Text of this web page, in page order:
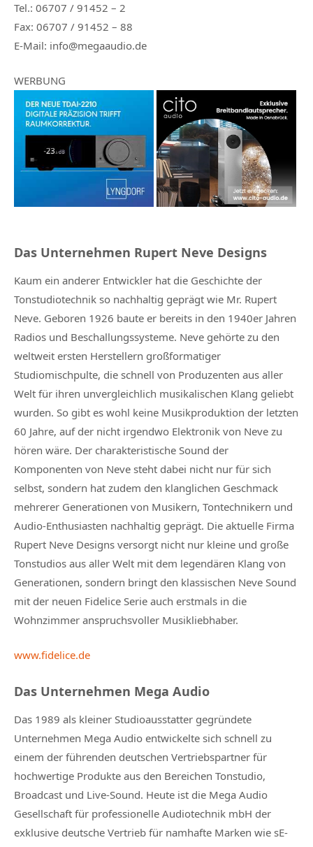
Tel.: 06707 / 91452 – 2
Fax: 06707 / 91452 – 88
E-Mail: info@megaaudio.de
WERBUNG
Das Unternehmen Rupert Neve Designs
Kaum ein anderer Entwickler hat die Geschichte der
Tonstudiotechnik so nachhaltig geprägt wie Mr. Rupert
Neve. Geboren 1926 baute er bereits in den 1940er Jahren
Radios und Beschallungssysteme. Neve gehörte zu den
weltweit ersten Herstellern großformatiger
Studiomischpulte, die schnell von Produzenten aus aller
Welt für ihren unvergleichlich musikalischen Klang geliebt
wurden. So gibt es wohl keine Musikproduktion der letzten
60 Jahre, auf der nicht irgendwo Elektronik von Neve zu
hören wäre. Der charakteristische Sound der
Komponenten von Neve steht dabei nicht nur für sich
selbst, sondern hat zudem den klanglichen Geschmack
mehrerer Generationen von Musikern, Tontechnikern und
Audio-Enthusiasten nachhaltig geprägt. Die aktuelle Firma
Rupert Neve Designs versorgt nicht nur kleine und große
Tonstudios aus aller Welt mit dem legendären Klang von
Generationen, sondern bringt den klassischen Neve Sound
mit der neuen Fidelice Serie auch erstmals in die
Wohnzimmer anspruchsvoller Musikliebhaber.
www.fidelice.de
Das Unternehmen Mega Audio
Das 1989 als kleiner Studioausstatter gegründete
Unternehmen Mega Audio entwickelte sich schnell zu
einem der führenden deutschen Vertriebspartner für
hochwertige Produkte aus den Bereichen Tonstudio,
Broadcast und Live-Sound. Heute ist die Mega Audio
Gesellschaft für professionelle Audiotechnik mbH der
exklusive deutsche Vertrieb für namhafte Marken wie sE-